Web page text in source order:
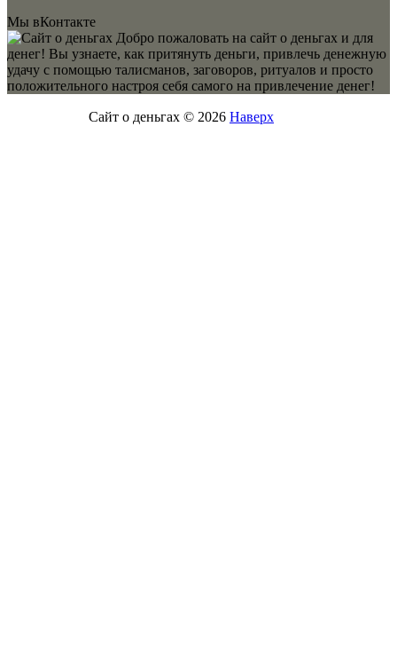
Мы вКонтакте
Добро пожаловать на сайт о деньгах и для
денег! Вы узнаете, как притянуть деньги, привлечь денежную
удачу с помощью талисманов, заговоров, ритуалов и просто
положительного настроя себя самого на привлечение денег!
Сайт о деньгах © 2026 Наверх